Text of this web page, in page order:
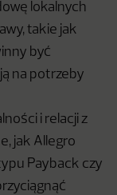
lokalnych
takie jak
być
na potrzeby
i relacji z
jak Allegro
Payback czy